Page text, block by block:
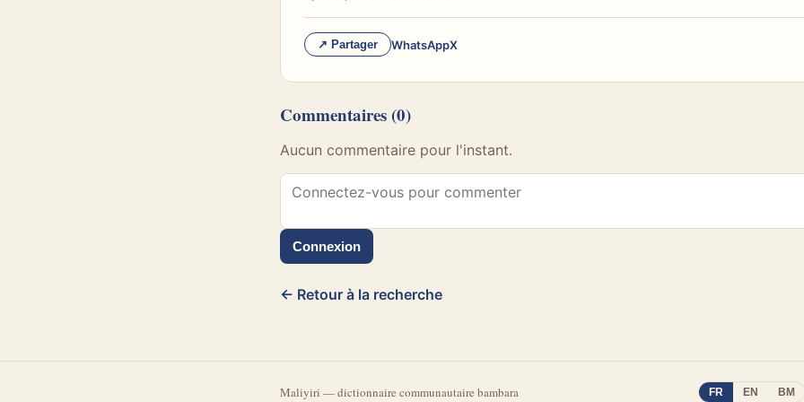
↗ Partager WhatsAppX
Commentaires (0)
Aucun commentaire pour l'instant.
Connexion
← Retour à la recherche
Maliyiri —dictionnaire communautaire bambara FR EN BM